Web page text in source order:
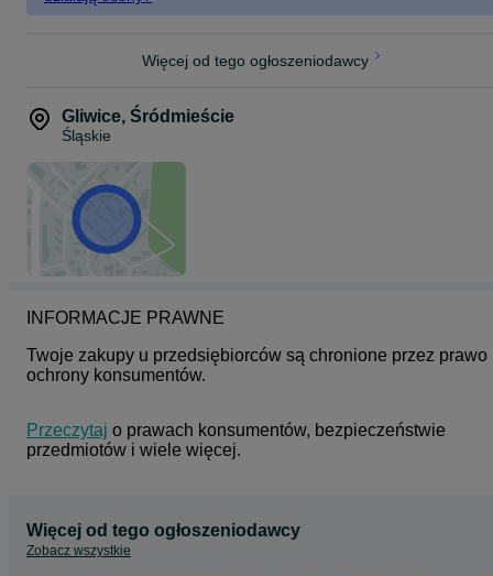
Więcej od tego ogłoszeniodawcy
Gliwice, Śródmieście
Śląskie
INFORMACJE PRAWNE
Twoje zakupy u przedsiębiorców są chronione przez prawo
ochrony konsumentów.
Przeczytaj o prawach konsumentów, bezpieczeństwie
przedmiotów i wiele więcej.
Więcej od tego ogłoszeniodawcy
Zobacz wszystkie